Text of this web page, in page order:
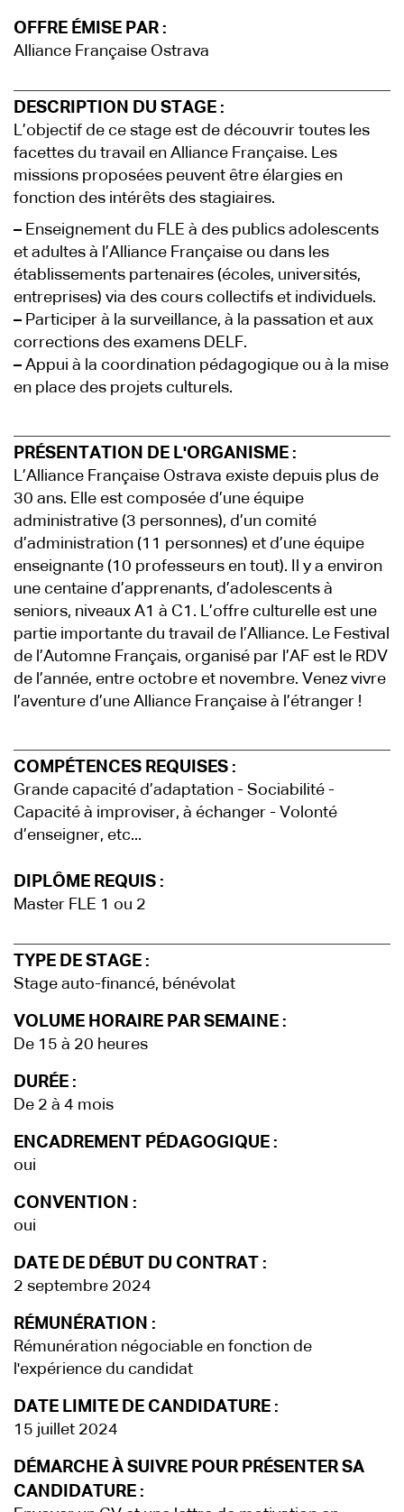
OFFRE ÉMISE PAR :
Alliance Française Ostrava
DESCRIPTION DU STAGE :
L’objectif de ce stage est de découvrir toutes les
facettes du travail en Alliance Française. Les
missions proposées peuvent être élargies en
fonction des intérêts des stagiaires.
– Enseignement du FLE à des publics adolescents
et adultes à l’Alliance Française ou dans les
établissements partenaires (écoles, universités,
entreprises) via des cours collectifs et individuels.
– Participer à la surveillance, à la passation et aux
corrections des examens DELF.
– Appui à la coordination pédagogique ou à la mise
en place des projets culturels.
PRÉSENTATION DE L'ORGANISME :
L’Alliance Française Ostrava existe depuis plus de
30 ans. Elle est composée d’une équipe
administrative (3 personnes), d’un comité
d’administration (11 personnes) et d’une équipe
enseignante (10 professeurs en tout). Il y a environ
une centaine d’apprenants, d’adolescents à
seniors, niveaux A1 à C1. L’offre culturelle est une
partie importante du travail de l’Alliance. Le Festival
de l’Automne Français, organisé par l’AF est le RDV
de l’année, entre octobre et novembre. Venez vivre
l’aventure d’une Alliance Française à l’étranger !
COMPÉTENCES REQUISES :
Grande capacité d’adaptation - Sociabilité -
Capacité à improviser, à échanger - Volonté
d’enseigner, etc...
DIPLÔME REQUIS :
Master FLE 1 ou 2
TYPE DE STAGE :
Stage auto-financé, bénévolat
VOLUME HORAIRE PAR SEMAINE :
De 15 à 20 heures
DURÉE :
De 2 à 4 mois
ENCADREMENT PÉDAGOGIQUE :
oui
CONVENTION :
oui
DATE DE DÉBUT DU CONTRAT :
2 septembre 2024
RÉMUNÉRATION :
Rémunération négociable en fonction de
l'expérience du candidat
DATE LIMITE DE CANDIDATURE :
15 juillet 2024
DÉMARCHE À SUIVRE POUR PRÉSENTER SA
CANDIDATURE :